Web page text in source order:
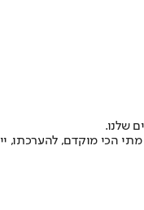
שלנו.
הכי מוקדם, להערכתו,